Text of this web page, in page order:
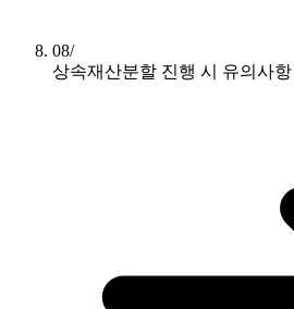
08/
상속재산분할 진행 시 유의사항